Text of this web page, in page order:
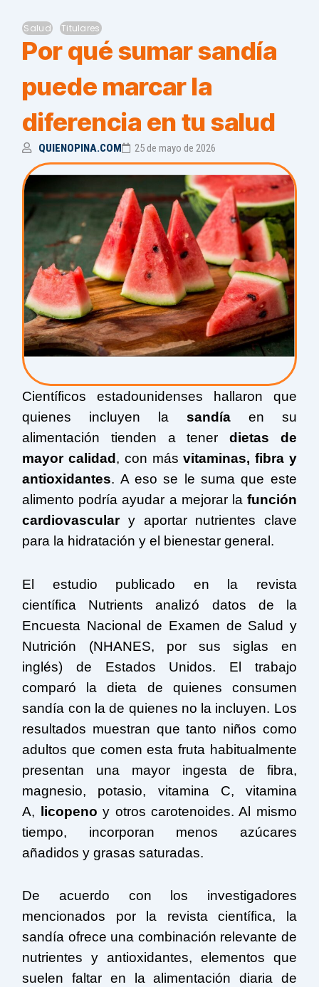
Salud Titulares
Por qué sumar sandía
puede marcar la
diferencia en tu salud
QUIENOPINA.COM 25 de mayo de 2026
Científicos estadounidenses hallaron que
quienes incluyen la sandíaen su
alimentación tienden a tener dietas de
mayor calidad , con másvitaminas, fibra y
antioxidantes. A eso se le suma que este
alimento podría ayudar a mejorar lafunción
cardiovascular y aportar nutrientes clave
para la hidratación y el bienestar general.
El estudio publicado en la revista
científica Nutrients analizó datos de la
Encuesta Nacional de Examen de Salud y
Nutrición (NHANES, por sus siglas en
inglés) de Estados Unidos. El trabajo
comparó la dieta de quienes consumen
sandía con la de quienes no la incluyen. Los
resultados muestran que tanto niños como
adultos que comen esta fruta habitualmente
presentan una mayor ingesta de fibra,
magnesio, potasio, vitamina C, vitamina
A, licopeno y otros carotenoides. Al mismo
tiempo, incorporan menos azúcares
añadidos y grasas saturadas.
De acuerdo con los investigadores
mencionados por la revista científica, la
sandía ofrece una combinación relevante de
nutrientes y antioxidantes, elementos que
suelen faltar en la alimentación diaria de